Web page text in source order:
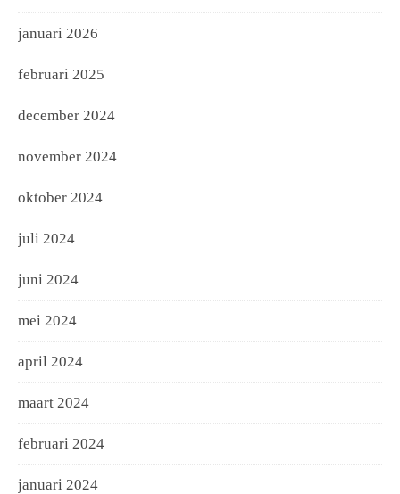
januari 2026
februari 2025
december 2024
november 2024
oktober 2024
juli 2024
juni 2024
mei 2024
april 2024
maart 2024
februari 2024
januari 2024